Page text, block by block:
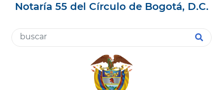
Notaría 55 del Círculo de Bogotá, D.C.